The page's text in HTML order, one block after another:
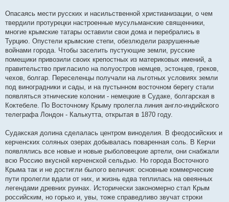
Опасаясь мести русских и насильственной христианизации, о чем
твердили протурецки настроенные мусульманские священники,
многие крымские татары оставили свои дома и перебрались в
Турцию. Опустели крымские степи, обезлюдели разрушенные
войнами города. Чтобы заселить пустующие земли, русские
помещики привозили своих крепостных из материковых имений, а
правительство пригласило на полуостров немцев, эстонцев, греков,
чехов, болгар. Переселенцы получали на льготных условиях земли
под виноградники и сады, и на пустынном восточном берегу стали
появляться этнические колонии - немецкие в Судаке, болгарская в
Коктебеле. По Восточному Крыму пролегла линия англо-индийского
телеграфа Лондон - Калькутта, открытая в 1870 году.
Судакская долина сделалась центром виноделия. В феодосийских и
керченских соляных озерах добывалась поваренная соль. В Керчи
появлялись все новые и новые рыболовецкие артели, они снабжали
всю Россию вкусной керченской сельдью. Но города Восточного
Крыма так и не достигли былого величия: основные коммерческие
пути пролегли вдали от них, и жизнь едва теплилась на овеянных
легендами древних руинах. Исторически закономерно стал Крым
российским, но горько и, увы, тоже справедливо звучат строки